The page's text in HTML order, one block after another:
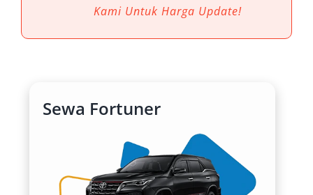
6 Manfaat Utama Sewa Mobil
Fortuner untuk Perjalanan di
Toyota Fortuner dikenal sebagai mobil SUV
mewah dengan kabin lega, suspensi empuk,
dan fitur modern yang menunjang perjalanan.
Kami Untuk Harga Update!
Sewa Fortuner